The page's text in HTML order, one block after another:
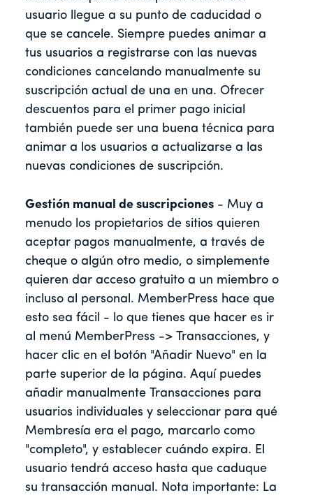
usuario llegue a su punto de caducidad o
que se cancele. Siempre puedes animar a
tus usuarios a registrarse con las nuevas
condiciones cancelando manualmente su
suscripción actual de una en una. Ofrecer
descuentos para el primer pago inicial
también puede ser una buena técnica para
animar a los usuarios a actualizarse a las
nuevas condiciones de suscripción.
Gestión manual de suscripciones - Muy a
menudo los propietarios de sitios quieren
aceptar pagos manualmente, a través de
cheque o algún otro medio, o simplemente
quieren dar acceso gratuito a un miembro o
incluso al personal. MemberPress hace que
esto sea fácil - lo que tienes que hacer es ir
al menú MemberPress -> Transacciones, y
hacer clic en el botón "Añadir Nuevo" en la
parte superior de la página. Aquí puedes
añadir manualmente Transacciones para
usuarios individuales y seleccionar para qué
Membresía era el pago, marcarlo como
"completo", y establecer cuándo expira. El
usuario tendrá acceso hasta que caduque
su transacción manual. Nota importante: La